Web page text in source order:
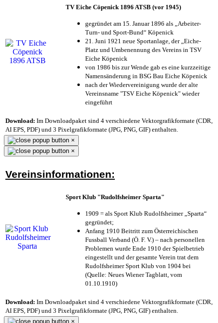
TV Eiche Cöpenick 1896 ATSB (vor 1945)
gegründet am 15. Januar 1896 als „Arbeiter-
Turn- und Sport-Bund“ Köpenick
21. Juni 1921 neue Sportanlage, der „Eiche-
Platz und Umbenennung des Vereins in TSV
Eiche Köpenick
von 1986 bis zur Wende gab es eine kurzzeitige
Namensänderung in BSG Bau Eiche Köpenick
nach der Wiedervereinigung wurde der alte
Vereinsname "TSV Eiche Köpenick" wieder
eingeführt
Download: Im Downloadpaket sind 4 verschiedene Vektorgrafikformate (CDR,
AI EPS, PDF) und 3 Pixelgrafikformate (JPG, PNG, GIF) enthalten.
×
×
Vereinsinformationen:
Sport Klub "Rudolfsheimer Sparta"
1909 = als Sport Klub Rudolfsheimer „Sparta“
gegründet;
Anfang 1910 Beitritt zum Österreichischen
Fussball Verband (Ö. F. V.) – nach personellen
Problemen wurde Ende 1910 der Spielbetrieb
eingestellt und der gesamte Verein trat dem
Rudolfsheimer Sport Klub von 1904 bei
(Quelle: Neues Wiener Tagblatt, vom
01.10.1910)
Download: Im Downloadpaket sind 4 verschiedene Vektorgrafikformate (CDR,
AI EPS, PDF) und 3 Pixelgrafikformate (JPG, PNG, GIF) enthalten.
×